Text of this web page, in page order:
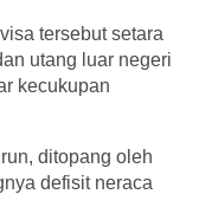
tersebut setara
utang luar negeri
kecukupan
ditopang oleh
defisit neraca